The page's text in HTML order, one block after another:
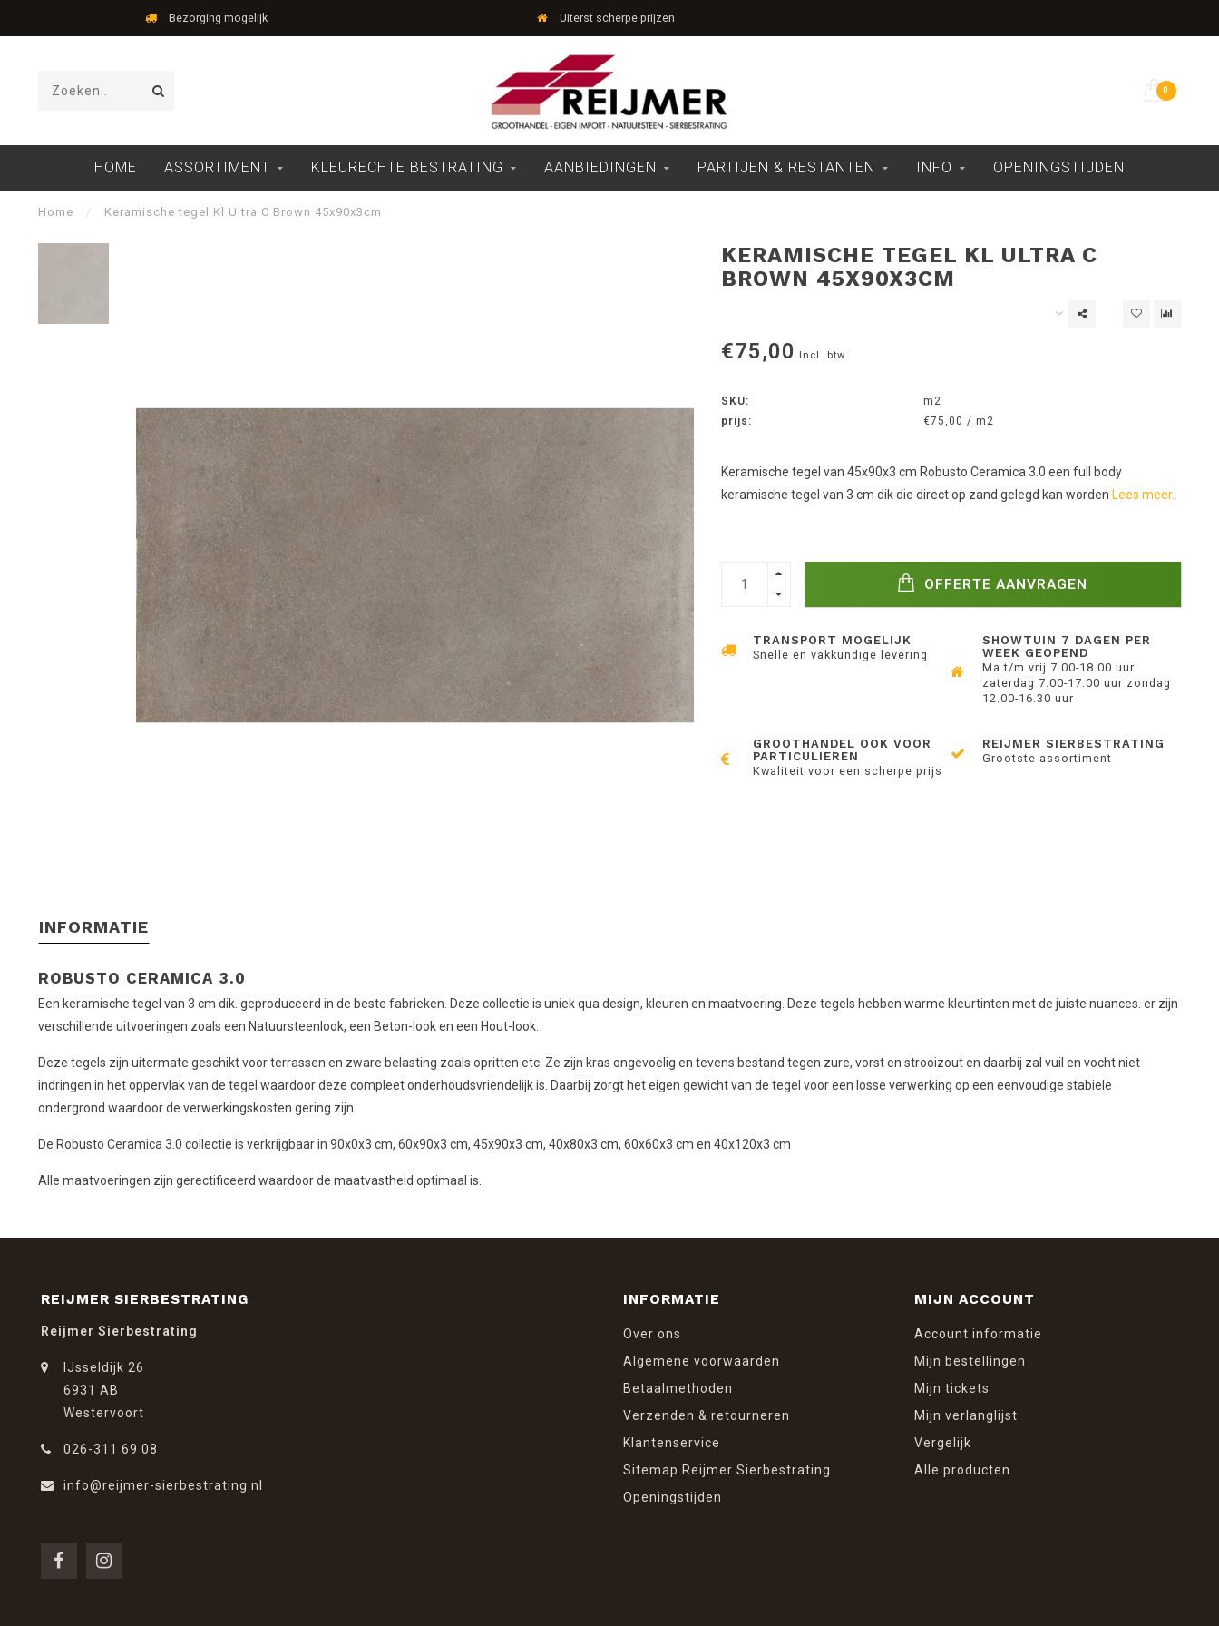
Bezorging mogelijk Uiterst scherpe prijzen
0
HOME ASSORTIMENT KLEURECHTE BESTRATING AANBIEDINGEN PARTIJEN & RESTANTEN INFO OPENINGSTIJDEN
Home / Keramische tegel Kl Ultra C Brown 45x90x3cm
KERAMISCHE TEGEL KL ULTRA C
BROWN 45X90X3CM
€75,00 Incl. btw
SKU:
m2
prijs:
€75,00 / m2
Keramische tegel van 45x90x3 cm Robusto Ceramica 3.0 een full body
keramische tegel van 3 cm dik die direct op zand gelegd kan worden Lees meer..
OFFERTE AANVRAGEN
TRANSPORT MOGELIJK
Snelle en vakkundige levering
SHOWTUIN 7 DAGEN PER
WEEK GEOPEND
Ma t/m vrij 7.00-18.00 uur
zaterdag 7.00-17.00 uur zondag
12.00-16.30 uur
GROOTHANDEL OOK VOOR
PARTICULIEREN
Kwaliteit voor een scherpe prijs
REIJMER SIERBESTRATING
Grootste assortiment
INFORMATIE
ROBUSTO CERAMICA 3.0
Een keramische tegel van 3 cm dik. geproduceerd in de beste fabrieken. Deze collectie is uniek qua design, kleuren en maatvoering. Deze tegels hebben warme kleurtinten met de juiste nuances. er zijn
verschillende uitvoeringen zoals een Natuursteenlook, een Beton-look en een Hout-look.
Deze tegels zijn uitermate geschikt voor terrassen en zware belasting zoals opritten etc. Ze zijn kras ongevoelig en tevens bestand tegen zure, vorst en strooizout en daarbij zal vuil en vocht niet
indringen in het oppervlak van de tegel waardoor deze compleet onderhoudsvriendelijk is. Daarbij zorgt het eigen gewicht van de tegel voor een losse verwerking op een eenvoudige stabiele
ondergrond waardoor de verwerkingskosten gering zijn.
De Robusto Ceramica 3.0 collectie is verkrijgbaar in 90x0x3 cm, 60x90x3 cm, 45x90x3 cm, 40x80x3 cm, 60x60x3 cm en 40x120x3 cm
Alle maatvoeringen zijn gerectificeerd waardoor de maatvastheid optimaal is.
REIJMER SIERBESTRATING
Reijmer Sierbestrating
IJsseldijk 26
6931 AB
Westervoort
026-311 69 08
info@reijmer-sierbestrating.nl
INFORMATIE
Over ons
Algemene voorwaarden
Betaalmethoden
Verzenden & retourneren
Klantenservice
Sitemap Reijmer Sierbestrating
Openingstijden
MIJN ACCOUNT
Account informatie
Mijn bestellingen
Mijn tickets
Mijn verlanglijst
Vergelijk
Alle producten